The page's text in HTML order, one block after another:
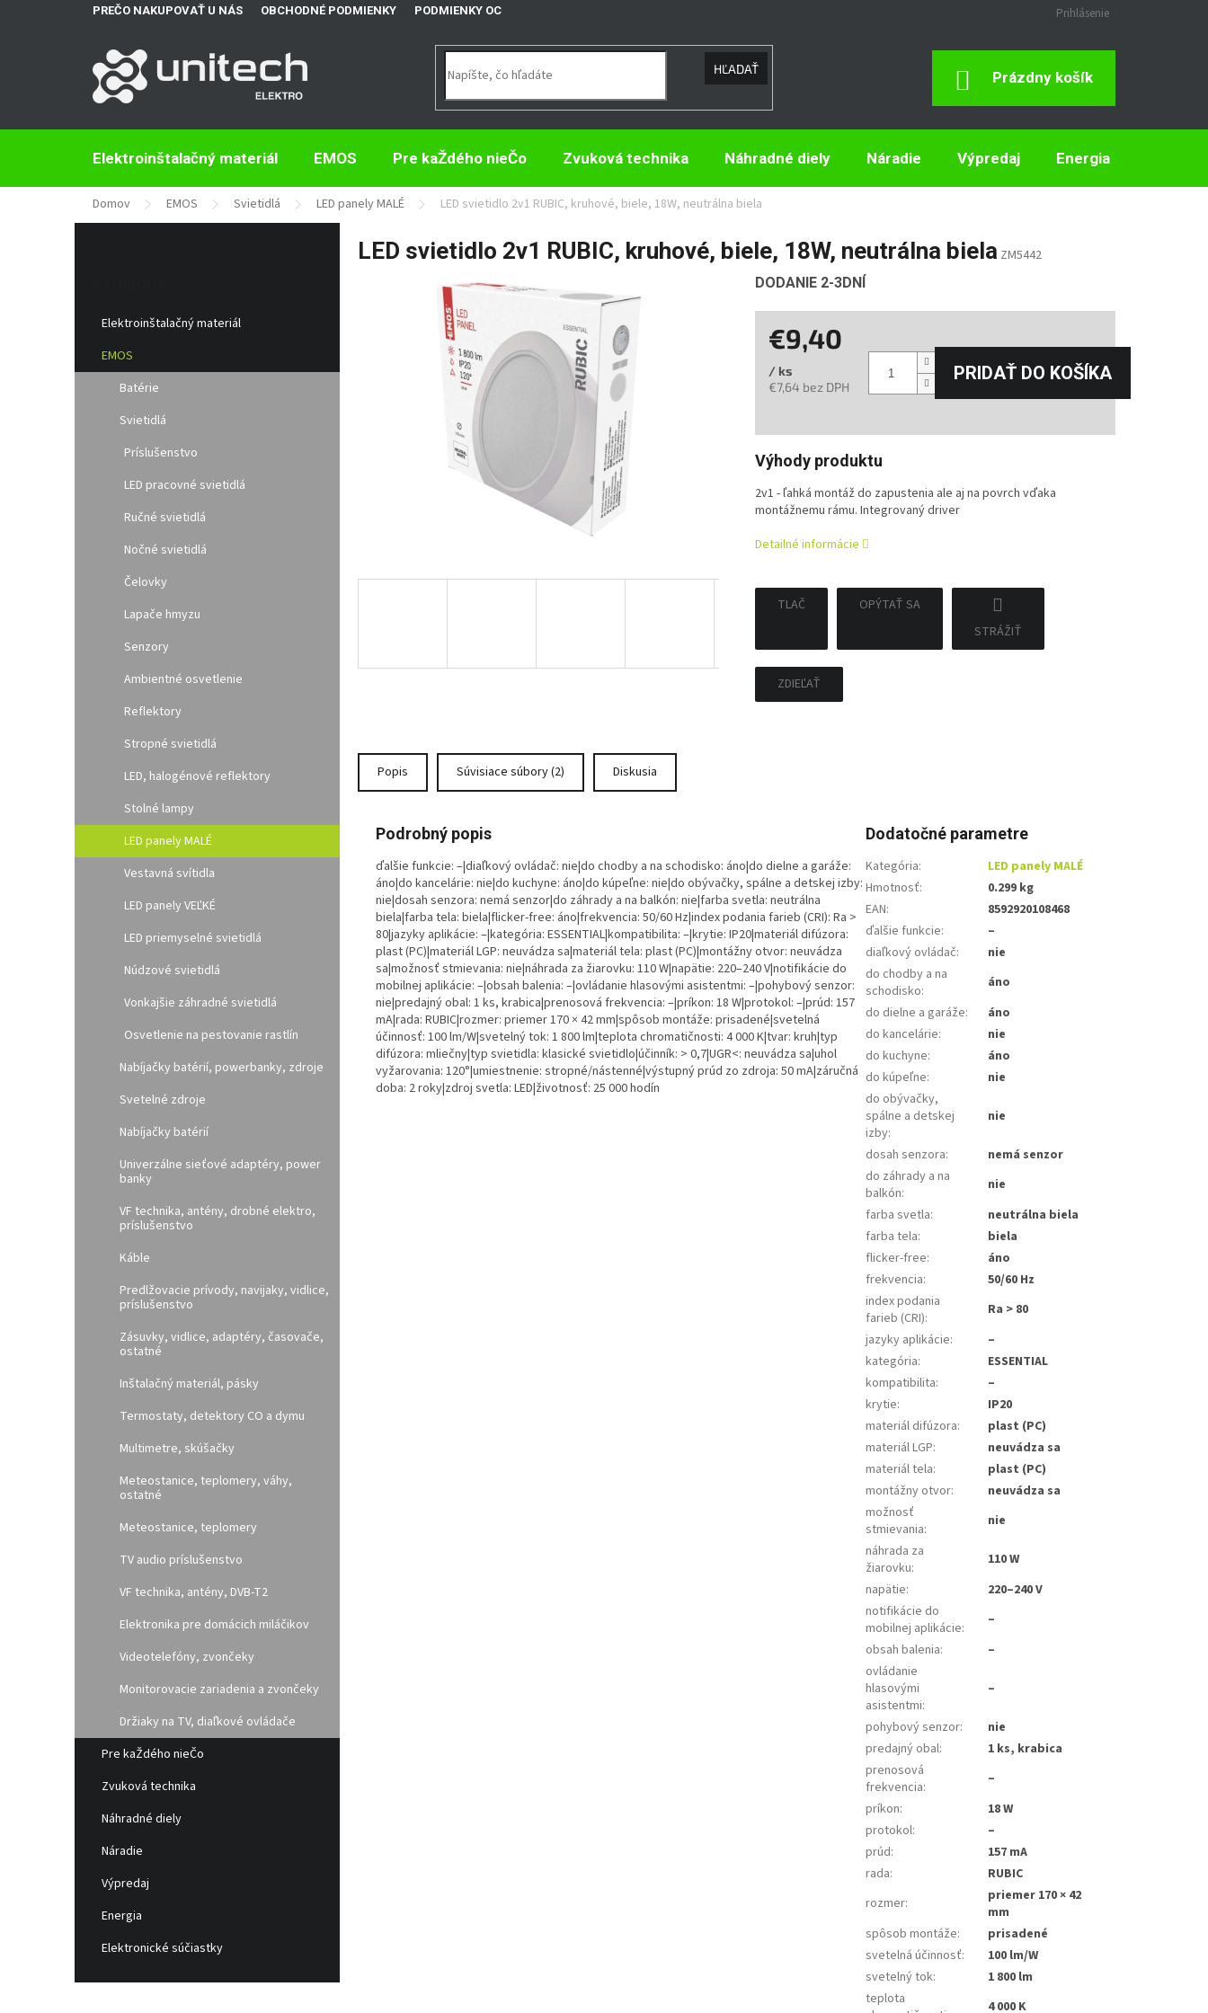
PREČO NAKUPOVAŤ U NÁS OBCHODNÉ PODMIENKY PODMIENKY OCHRANY OSOBNÝCH ÚDAJOV Prihlásenie
HĽADAŤ
Nákupný
Prázdny košík
Elektroinštalačný materiál EMOS Pre kaŽdého nieČo Zvuková technika Náhradné diely Náradie Výpredaj Energia
Domov EMOS Svietidlá LED panely MALÉ LED svietidlo 2v1 RUBIC, kruhové, biele, 18W, neutrálna biela
n
Elektroinštalačný materiál
EMOS
Batérie
Svietidlá
Príslušenstvo
LED pracovné svietidlá
Ručné svietidlá
Nočné svietidlá
Čelovky
Lapače hmyzu
Senzory
Ambientné osvetlenie
Reflektory
Stropné svietidlá
LED, halogénové reflektory
Stolné lampy
LED panely MALÉ
Vestavná svítidla
LED panely VEĽKÉ
LED priemyselné svietidlá
Núdzové svietidlá
Vonkajšie záhradné svietidlá
Osvetlenie na pestovanie rastlín
Nabíjačky batérií, powerbanky, zdroje
Svetelné zdroje
Nabíjačky batérií
Univerzálne sieťové adaptéry, power
banky
VF technika, antény, drobné elektro,
príslušenstvo
Káble
Predlžovacie prívody, navijaky, vidlice,
príslušenstvo
Zásuvky, vidlice, adaptéry, časovače,
ostatné
Inštalačný materiál, pásky
Termostaty, detektory CO a dymu
Multimetre, skúšačky
Meteostanice, teplomery, váhy,
ostatné
Meteostanice, teplomery
TV audio príslušenstvo
VF technika, antény, DVB-T2
Elektronika pre domácich miláčikov
Videotelefóny, zvončeky
Monitorovacie zariadenia a zvončeky
Držiaky na TV, diaľkové ovládače
Pre kaŽdého nieČo
Zvuková technika
Náhradné diely
Náradie
Výpredaj
Energia
Elektronické súčiastky
LED svietidlo 2v1 RUBIC, kruhové, biele, 18W, neutrálna biela ZM5442
DODANIE 2-3DNÍ
€9,40
/ ks
€7,64 bez DPH
PRIDAŤ DO KOŠÍKA
Výhody produktu
2v1 - ľahká montáž do zapustenia ale aj na povrch vďaka
montážnemu rámu. Integrovaný driver
Detailné informácie
TLAČ
OPÝTAŤ SA
STRÁŽIŤ
ZDIEĽAŤ
Popis Súvisiace súbory (2) Diskusia
Podrobný popis
ďalšie funkcie: –|diaľkový ovládač: nie|do chodby a na schodisko: áno|do dielne a garáže:
áno|do kancelárie: nie|do kuchyne: áno|do kúpeľne: nie|do obývačky, spálne a detskej izby:
nie|dosah senzora: nemá senzor|do záhrady a na balkón: nie|farba svetla: neutrálna
biela|farba tela: biela|flicker-free: áno|frekvencia: 50/60 Hz|index podania farieb (CRI): Ra >
80|jazyky aplikácie: –|kategória: ESSENTIAL|kompatibilita: –|krytie: IP20|materiál difúzora:
plast (PC)|materiál LGP: neuvádza sa|materiál tela: plast (PC)|montážny otvor: neuvádza
sa|možnosť stmievania: nie|náhrada za žiarovku: 110 W|napätie: 220–240 V|notifikácie do
mobilnej aplikácie: –|obsah balenia: –|ovládanie hlasovými asistentmi: –|pohybový senzor:
nie|predajný obal: 1 ks, krabica|prenosová frekvencia: –|príkon: 18 W|protokol: –|prúd: 157
mA|rada: RUBIC|rozmer: priemer 170 × 42 mm|spôsob montáže: prisadené|svetelná
účinnosť: 100 lm/W|svetelný tok: 1 800 lm|teplota chromatičnosti: 4 000 K|tvar: kruh|typ
difúzora: mliečny|typ svietidla: klasické svietidlo|účinník: > 0,7|UGR<: neuvádza sa|uhol
vyžarovania: 120°|umiestnenie: stropné/nástenné|výstupný prúd zo zdroja: 50 mA|záručná
doba: 2 roky|zdroj svetla: LED|životnosť: 25 000 hodín
Dodatočné parametre
Kategória:
LED panely MALÉ
Hmotnosť:
0.299 kg
EAN:
8592920108468
ďalšie funkcie:
–
diaľkový ovládač:
nie
do chodby a na
schodisko:
áno
do dielne a garáže:
áno
do kancelárie:
nie
do kuchyne:
áno
do kúpeľne:
nie
do obývačky,
spálne a detskej
izby:
nie
dosah senzora:
nemá senzor
do záhrady a na
balkón:
nie
farba svetla:
neutrálna biela
farba tela:
biela
flicker-free:
áno
frekvencia:
50/60 Hz
index podania
farieb (CRI):
Ra > 80
jazyky aplikácie:
–
kategória:
ESSENTIAL
kompatibilita:
–
krytie:
IP20
materiál difúzora:
plast (PC)
materiál LGP:
neuvádza sa
materiál tela:
plast (PC)
montážny otvor:
neuvádza sa
možnosť
stmievania:
nie
náhrada za
žiarovku:
110 W
napätie:
220–240 V
notifikácie do
mobilnej aplikácie:
–
obsah balenia:
–
ovládanie
hlasovými
asistentmi:
–
pohybový senzor:
nie
predajný obal:
1 ks, krabica
prenosová
frekvencia:
–
príkon:
18 W
protokol:
–
prúd:
157 mA
rada:
RUBIC
rozmer:
priemer 170 × 42
mm
spôsob montáže:
prisadené
svetelná účinnosť:
100 lm/W
svetelný tok:
1 800 lm
teplota
4 000 K